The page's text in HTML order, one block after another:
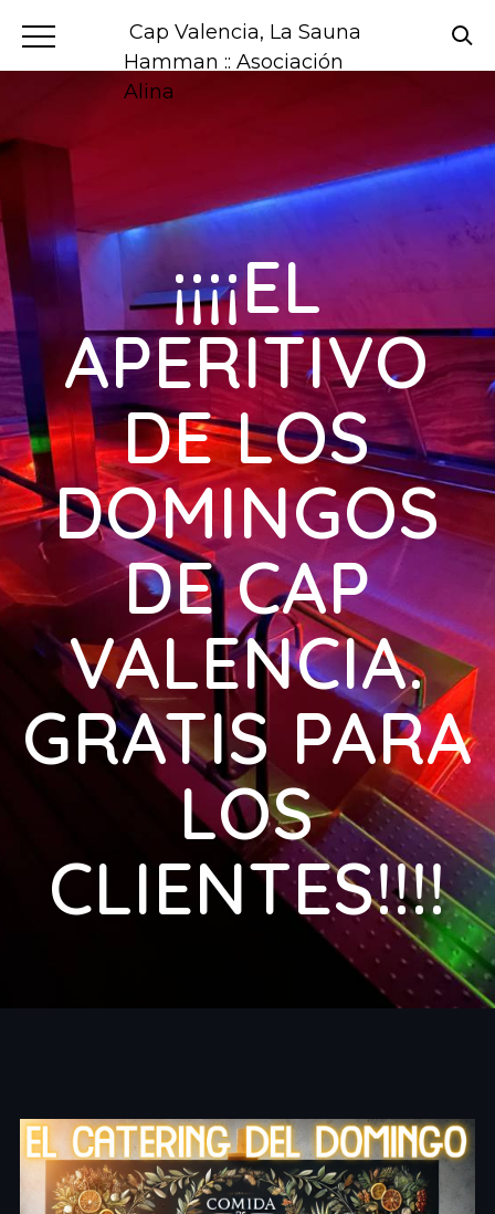
Cap Valencia, La Sauna
Hamman :: Asociación
Alina
¡¡¡¡EL
APERITIVO
DE LOS
DOMINGOS
DE CAP
VALENCIA.
GRATIS PARA
LOS
CLIENTES!!!!